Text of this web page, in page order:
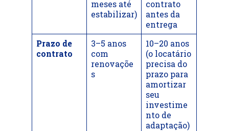
meses até
estabilizar)
contrato
antes da
entrega
Prazo de
contrato
3–5 anos
com
renovaçõe
s
10–20 anos
(o locatário
precisa do
prazo para
amortizar
seu
investime
nto de
adaptação)